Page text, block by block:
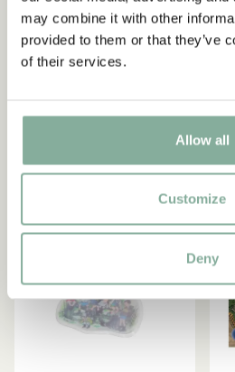
may combine it with other
provided to them or that they’ve
of their services.
Allow all
Customize
Deny
Servietten Wir Kinder aus
Bullerbü - Weiß
69.00 SEK